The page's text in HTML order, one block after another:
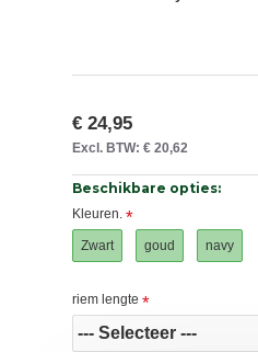
€ 24,95
Excl. BTW: € 20,62
Beschikbare opties:
Kleuren.
Zwart goud navy
riem lengte